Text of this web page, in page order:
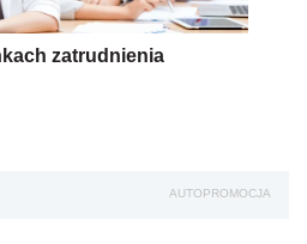
zatrudnienia
AUTOPROMOCJA